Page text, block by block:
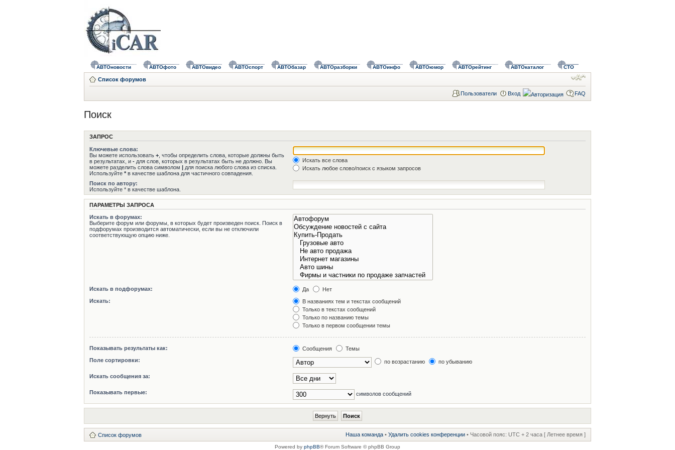
АВТОновости АВТОфото АВТОвидео АВТОспорт АВТОбазар АВТОразборки АВТОинфо АВТОюмор АВТОрейтинг АВТОкаталог СТО
Список форумов
Пользователи Вход FAQ
Поиск
ЗАПРОС
Ключевые слова:
Вы можете использовать + , чтобы определить слова, которые должны быть
в результатах, и - для слов, которых в результатах быть не должно. Вы
можете разделить слова символом | для поиска любого слова из списка.
Используйте * в качестве шаблона для частичного совпадения.
Искать все слова
Искать любое слово/поиск с языком запросов
Поиск по автору:
Используйте * в качестве шаблона.
ПАРАМЕТРЫ ЗАПРОСА
Искать в форумах:
Выберите форум или форумы, в которых будет произведен поиск. Поиск в
подфорумах производится автоматически, если вы не отключили
соответствующую опцию ниже.
Искать в подфорумах: Да
Нет
Искать:
В названиях тем и текстах сообщений
Только в текстах сообщений
Только по названию темы
Только в первом сообщении темы
Показывать результаты как: Сообщения
Темы
Поле сортировки:
по возрастанию по убыванию
Искать сообщения за:
Показывать первые: символов сообщений
Список форумов Наша команда • Удалить cookies конференции • Часовой пояс: UTC + 2 часа [ Летнее время ]
Powered by phpBB® Forum Software © phpBB Group